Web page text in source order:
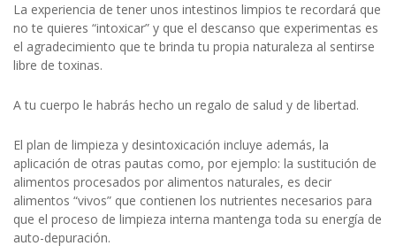
La experiencia de tener unos intestinos limpios te recordará que
no te quieres “intoxicar” y que el descanso que experimentas es
el agradecimiento que te brinda tu propia naturaleza al sentirse
libre de toxinas.
A tu cuerpo le habrás hecho un regalo de salud y de libertad.
El plan de limpieza y desintoxicación incluye además, la
aplicación de otras pautas como, por ejemplo: la sustitución de
alimentos procesados por alimentos naturales, es decir
alimentos “vivos” que contienen los nutrientes necesarios para
que el proceso de limpieza interna mantenga toda su energía de
auto-depuración.